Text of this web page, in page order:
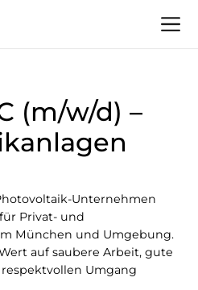
(m/w/d) –
Unternehmen
Privat- und
München und Umgebung.
auf saubere Arbeit, gute
Umgang